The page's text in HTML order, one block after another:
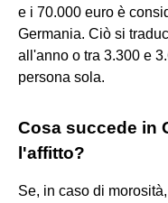
e i 70.000 euro è
Germania. Ciò si
all'anno o tra 3.300 e
persona sola.
Cosa succede in
l'affitto?
Se, in caso di